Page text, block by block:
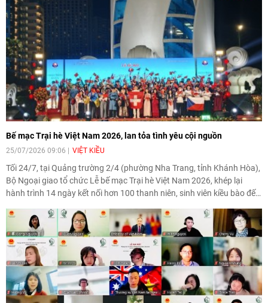
Bế mạc Trại hè Việt Nam 2026, lan tỏa tình yêu cội nguồn
25/07/2026 09:06 VIỆT KIỀU
Tối 24/7, tại Quảng trường 2/4 (phường Nha Trang, tỉnh Khánh Hòa),
Bộ Ngoại giao tổ chức Lễ bế mạc Trại hè Việt Nam 2026, khép lại
hành trình 14 ngày kết nối hơn 100 thanh niên, sinh viên kiều bào đến